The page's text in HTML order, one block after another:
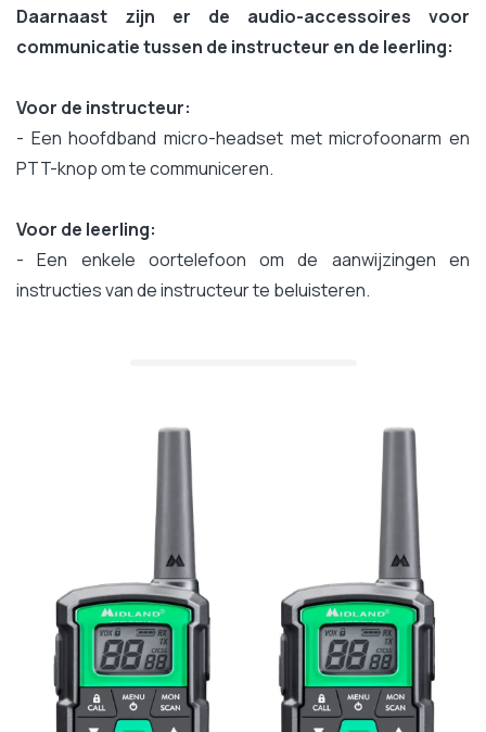
Daarnaast zijn er de audio-accessoires voor
communicatie tussen de instructeur en de leerling:
Voor de instructeur:
- Een hoofdband micro-headset met microfoonarm en
PTT-knop om te communiceren.
Voor de leerling:
- Een enkele oortelefoon om de aanwijzingen en
instructies van de instructeur te beluisteren.